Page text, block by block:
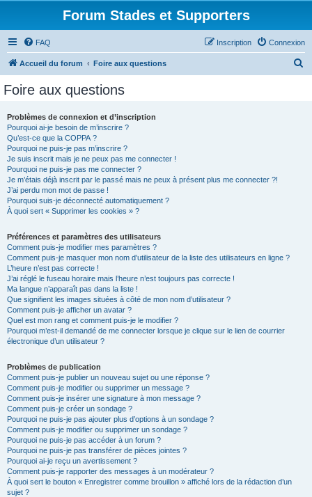
Forum Stades et Supporters
FAQ Connexion
Inscription
Accueil du forum Foire aux questions
Foire aux questions
Problèmes de connexion et d’inscription
Pourquoi ai-je besoin de m’inscrire ?
Qu’est-ce que la COPPA ?
Pourquoi ne puis-je pas m’inscrire ?
Je suis inscrit mais je ne peux pas me connecter !
Pourquoi ne puis-je pas me connecter ?
Je m’étais déjà inscrit par le passé mais ne peux à présent plus me connecter ?!
J’ai perdu mon mot de passe !
Pourquoi suis-je déconnecté automatiquement ?
À quoi sert « Supprimer les cookies » ?
Préférences et paramètres des utilisateurs
Comment puis-je modifier mes paramètres ?
Comment puis-je masquer mon nom d’utilisateur de la liste des utilisateurs en ligne ?
L’heure n’est pas correcte !
J’ai réglé le fuseau horaire mais l’heure n’est toujours pas correcte !
Ma langue n’apparaît pas dans la liste !
Que signifient les images situées à côté de mon nom d’utilisateur ?
Comment puis-je afficher un avatar ?
Quel est mon rang et comment puis-je le modifier ?
Pourquoi m’est-il demandé de me connecter lorsque je clique sur le lien de courrier
électronique d’un utilisateur ?
Problèmes de publication
Comment puis-je publier un nouveau sujet ou une réponse ?
Comment puis-je modifier ou supprimer un message ?
Comment puis-je insérer une signature à mon message ?
Comment puis-je créer un sondage ?
Pourquoi ne puis-je pas ajouter plus d’options à un sondage ?
Comment puis-je modifier ou supprimer un sondage ?
Pourquoi ne puis-je pas accéder à un forum ?
Pourquoi ne puis-je pas transférer de pièces jointes ?
Pourquoi ai-je reçu un avertissement ?
Comment puis-je rapporter des messages à un modérateur ?
À quoi sert le bouton « Enregistrer comme brouillon » affiché lors de la rédaction d’un
sujet ?